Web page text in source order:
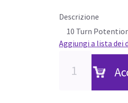
Descrizione
10 Turn
Aggiungi a lista dei